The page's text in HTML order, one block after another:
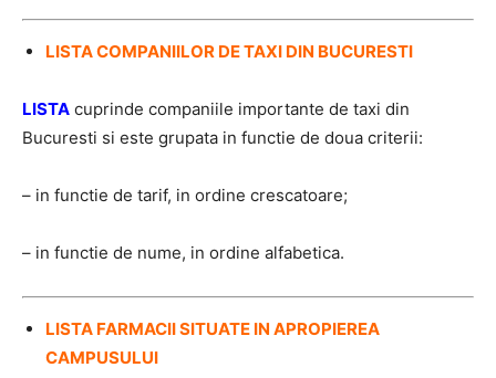
LISTA COMPANIILOR DE TAXI DIN BUCURESTI
LISTA cuprinde companiile importante de taxi din
Bucuresti si este grupata in functie de doua criterii:
– in functie de tarif, in ordine crescatoare;
– in functie de nume, in ordine alfabetica.
LISTA FARMACII SITUATE IN APROPIEREA
CAMPUSULUI